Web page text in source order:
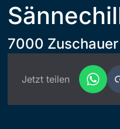
7000
Jetzt teilen